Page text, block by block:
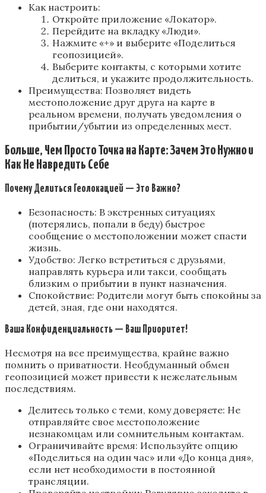
Как настроить:
Откройте приложение «Локатор».
Перейдите на вкладку «Люди».
Нажмите «+» и выберите «Поделиться
геопозицией».
Выберите контакты, с которыми хотите
делиться, и укажите продолжительность.
Преимущества: Позволяет видеть
местоположение друг друга на карте в
реальном времени, получать уведомления о
прибытии/убытии из определенных мест.
Больше, Чем Просто Точка на Карте: Зачем Это Нужно и
Как Не Навредить Себе
Почему Делиться Геолокацией — Это Важно?
Безопасность: В экстренных ситуациях
(потерялись, попали в беду) быстрое
сообщение о местоположении может спасти
жизнь.
Удобство: Легко встретиться с друзьями,
направлять курьера или такси, сообщать
близким о прибытии в пункт назначения.
Спокойствие: Родители могут быть спокойны за
детей, зная, где они находятся.
Ваша Конфиденциальность — Ваш Приоритет!
Несмотря на все преимущества, крайне важно
помнить о приватности. Необдуманный обмен
геопозицией может привести к нежелательным
последствиям.
Делитесь только с теми, кому доверяете: Не
отправляйте свое местоположение
незнакомцам или сомнительным контактам.
Ограничивайте время: Используйте опцию
«Поделиться на один час» или «До конца дня»,
если нет необходимости в постоянной
трансляции.